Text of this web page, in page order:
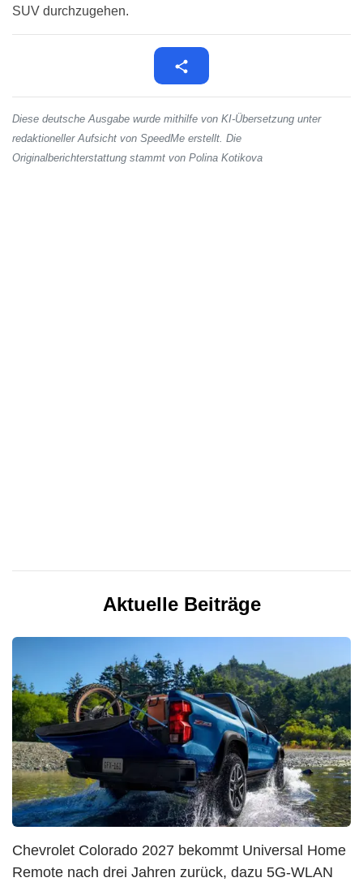
SUV durchzugehen.
Diese deutsche Ausgabe wurde mithilfe von KI-Übersetzung unter
redaktioneller Aufsicht von SpeedMe erstellt. Die
Originalberichterstattung stammt von Polina Kotikova
Aktuelle Beiträge
Chevrolet Colorado 2027 bekommt Universal Home
Remote nach drei Jahren zurück, dazu 5G-WLAN